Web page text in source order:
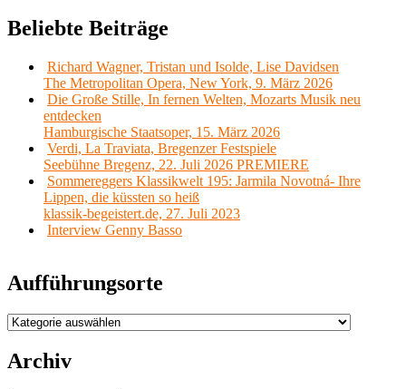
Beliebte Beiträge
Richard Wagner, Tristan und Isolde, Lise Davidsen
The Metropolitan Opera, New York, 9. März 2026
Die Große Stille, In fernen Welten, Mozarts Musik neu
entdecken
Hamburgische Staatsoper, 15. März 2026
Verdi, La Traviata, Bregenzer Festspiele
Seebühne Bregenz, 22. Juli 2026 PREMIERE
Sommereggers Klassikwelt 195: Jarmila Novotná- Ihre
Lippen, die küssten so heiß
klassik-begeistert.de, 27. Juli 2023
Interview Genny Basso
Aufführungsorte
Aufführungsorte
Archiv